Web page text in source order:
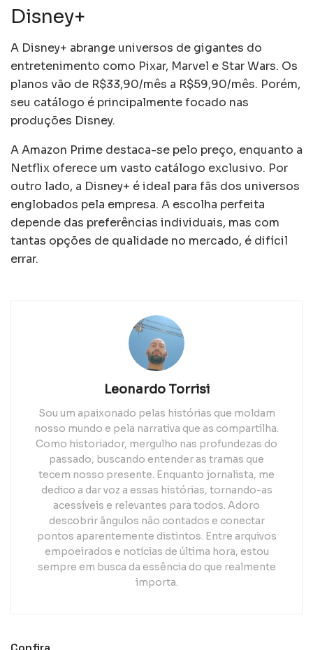
Disney+
A Disney+ abrange universos de gigantes do
entretenimento como Pixar, Marvel e Star Wars. Os
planos vão de R$33,90/mês a R$59,90/mês. Porém,
seu catálogo é principalmente focado nas
produções Disney.
A Amazon Prime destaca-se pelo preço, enquanto a
Netflix oferece um vasto catálogo exclusivo. Por
outro lado, a Disney+ é ideal para fãs dos universos
englobados pela empresa. A escolha perfeita
depende das preferências individuais, mas com
tantas opções de qualidade no mercado, é difícil
errar.
Leonardo Torrisi
Sou um apaixonado pelas histórias que moldam
nosso mundo e pela narrativa que as compartilha.
Como historiador, mergulho nas profundezas do
passado, buscando entender as tramas que
tecem nosso presente. Enquanto jornalista, me
dedico a dar voz a essas histórias, tornando-as
acessíveis e relevantes para todos. Adoro
descobrir ângulos não contados e conectar
pontos aparentemente distintos. Entre arquivos
empoeirados e notícias de última hora, estou
sempre em busca da essência do que realmente
importa.